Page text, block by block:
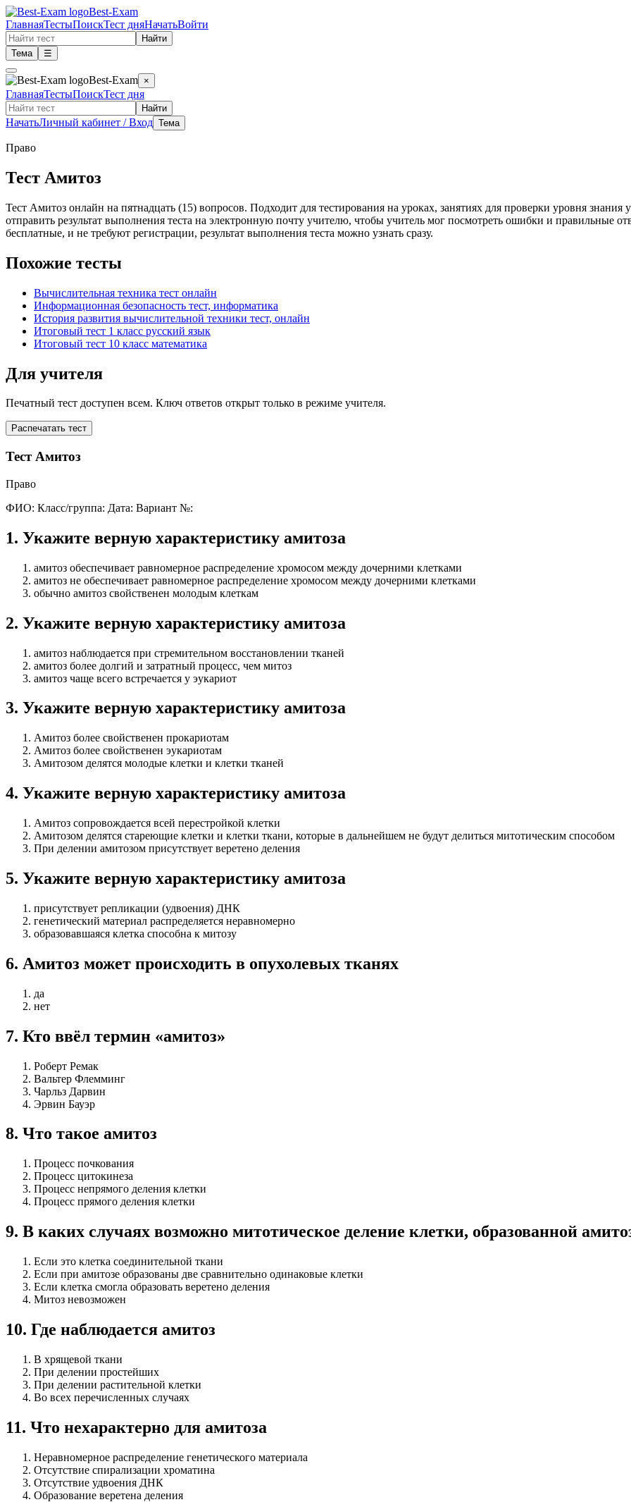
Best-Exam
ГлавнаяТестыПоискТест дняНачатьВойти
Найти
Тема
☰
Best-Exam ×
ГлавнаяТестыПоискТест дня
Найти
НачатьЛичный кабинет / Вход Тема
Право
Тест Амитоз
Тест Амитоз онлайн на пятнадцать (15) вопросов. Подходит для тестирования на уроках, занятиях для проверки уровня знания
отправить результат выполнения теста на электронную почту учителю, чтобы учитель мог посмотреть ошибки и правильные
бесплатные, и не требуют регистрации, результат выполнения теста можно узнать сразу.
Похожие тесты
Вычислительная техника тест онлайн
Информационная безопасность тест, информатика
История развития вычислительной техники тест, онлайн
Итоговый тест 1 класс русский язык
Итоговый тест 10 класс математика
Для учителя
Печатный тест доступен всем. Ключ ответов открыт только в режиме учителя.
Распечатать тест
Тест Амитоз
Право
ФИО: Класс/группа: Дата: Вариант №:
1. Укажите верную характеристику амитоза
амитоз обеспечивает равномерное распределение хромосом между дочерними клетками
амитоз не обеспечивает равномерное распределение хромосом между дочерними клетками
обычно амитоз свойственен молодым клеткам
2. Укажите верную характеристику амитоза
амитоз наблюдается при стремительном восстановлении тканей
амитоз более долгий и затратный процесс, чем митоз
амитоз чаще всего встречается у эукариот
3. Укажите верную характеристику амитоза
Амитоз более свойственен прокариотам
Амитоз более свойственен эукариотам
Амитозом делятся молодые клетки и клетки тканей
4. Укажите верную характеристику амитоза
Амитоз сопровождается всей перестройкой клетки
Амитозом делятся стареющие клетки и клетки ткани, которые в дальнейшем не будут делиться митотическим способом
При делении амитозом присутствует веретено деления
5. Укажите верную характеристику амитоза
присутствует репликации (удвоения) ДНК
генетический материал распределяется неравномерно
образовавшаяся клетка способна к митозу
6. Амитоз может происходить в опухолевых тканях
да
нет
7. Кто ввёл термин «амитоз»
Роберт Ремак
Вальтер Флемминг
Чарльз Дарвин
Эрвин Бауэр
8. Что такое амитоз
Процесс почкования
Процесс цитокинеза
Процесс непрямого деления клетки
Процесс прямого деления клетки
9. В каких случаях возможно митотическое деление клетки, образованной
Если это клетка соединительной ткани
Если при амитозе образованы две сравнительно одинаковые клетки
Если клетка смогла образовать веретено деления
Митоз невозможен
10. Где наблюдается амитоз
В хрящевой ткани
При делении простейших
При делении растительной клетки
Во всех перечисленных случаях
11. Что нехарактерно для амитоза
Неравномерное распределение генетического материала
Отсутствие спирализации хроматина
Отсутствие удвоения ДНК
Образование веретена деления